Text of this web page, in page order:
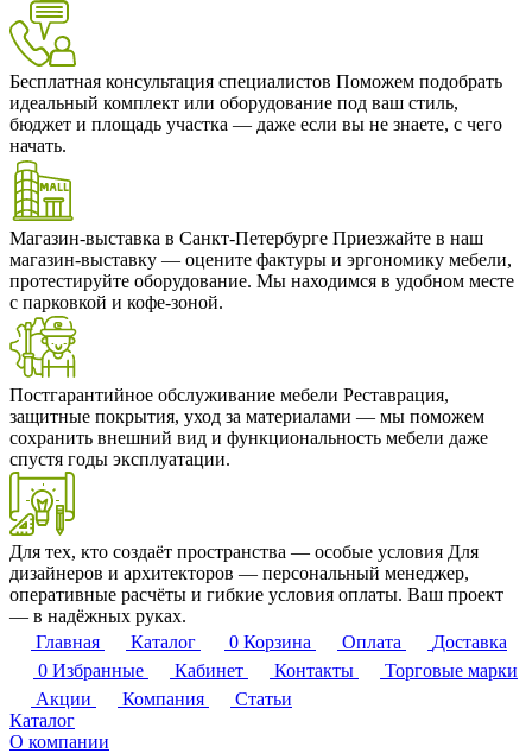
Бесплатная консультация специалистов Поможем подобрать
идеальный комплект или оборудование под ваш стиль,
бюджет и площадь участка — даже если вы не знаете, с чего
начать.
Магазин-выставка в Санкт-Петербурге Приезжайте в наш
магазин-выставку — оцените фактуры и эргономику мебели,
протестируйте оборудование. Мы находимся в удобном месте
с парковкой и кофе-зоной.
Постгарантийное обслуживание мебели Реставрация,
защитные покрытия, уход за материалами — мы поможем
сохранить внешний вид и функциональность мебели даже
спустя годы эксплуатации.
Для тех, кто создаёт пространства — особые условия Для
дизайнеров и архитекторов — персональный менеджер,
оперативные расчёты и гибкие условия оплаты. Ваш проект
— в надёжных руках.
Главная
Каталог 0 Корзина Оплата
Доставка
0 Избранные Кабинет Контакты
Торговые марки
Акции
Компания
Статьи
Каталог
О компании